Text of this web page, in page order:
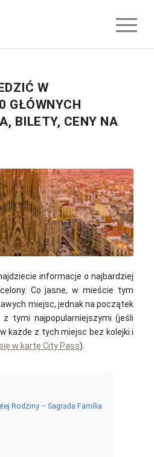
W
GŁÓWNYCH
BILETY, CENY NA
informacje o najbardziej
Co jasne, w mieście tym
miejsc, jednak na początek
tymi najpopularniejszymi (jeśli
każde z tych miejsc bez kolejki i
w kartę City Pass).
Rodziny – Sagrada Família